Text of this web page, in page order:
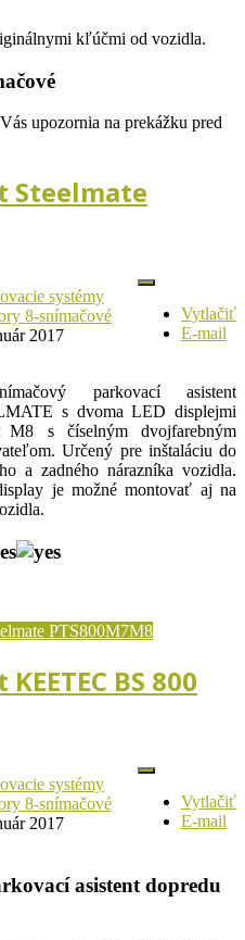
kľúčmi od vozidla.
upozornia na prekážku pred
Steelmate
Vytlačiť
E-mail
systémy
8-snímačové
2017
parkovací asistent
s dvoma LED displejmi
s číselným dvojfarebným
Určený pre inštaláciu do
a zadného nárazníka vozidla.
je možné montovať aj na
PTS800M7M8
BS 800
Vytlačiť
E-mail
systémy
8-snímačové
2017
asistent dopredu